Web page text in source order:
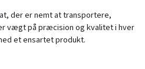
der er nemt at transportere,
vægt på præcision og kvalitet i hver
et ensartet produkt.